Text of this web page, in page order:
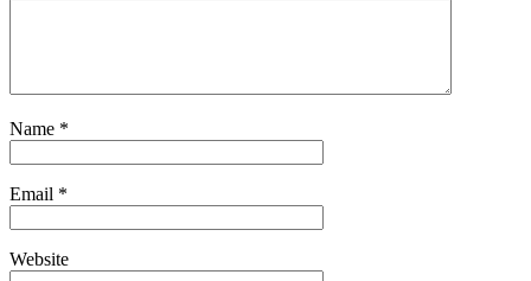
Name *
Email *
Website